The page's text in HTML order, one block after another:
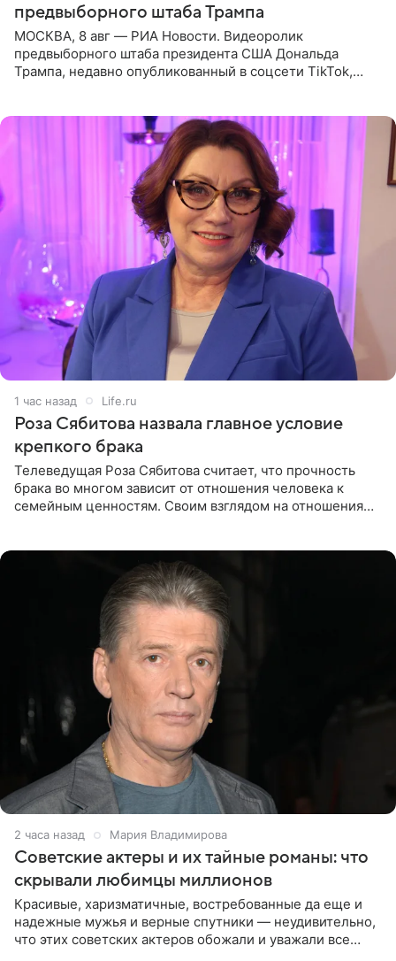
предвыборного штаба Трампа
МОСКВА, 8 авг — РИА Новости. Видеоролик
предвыборного штаба президента США Дональда
Трампа, недавно опубликованный в соцсети TikTok,
1 час назад Life.ru
Роза Сябитова назвала главное условие
крепкого брака
Телеведущая Роза Сябитова считает, что прочность
брака во многом зависит от отношения человека к
семейным ценностям. Своим взглядом на отношения
2 часа назад Мария Владимирова
Советские актеры и их тайные романы: что
скрывали любимцы миллионов
Красивые, харизматичные, востребованные да еще и
надежные мужья и верные спутники — неудивительно,
что этих советских актеров обожали и уважали все